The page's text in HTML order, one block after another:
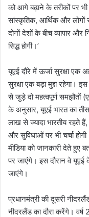
को आगे बढ़ाने के तरीकों पर
सांस्कृतिक, आर्थिक और लोगों
दोनों देशों के बीच व्यापार और
सिद्ध होगी।’
यूएई दौरे में ऊर्जा सुरक्षा एक
सुरक्षा एक बड़ा मुद्दा रहेगा।
से जुड़े दो महत्वपूर्ण समझौतों
के अनुसार, यूएई भारत का
लाख से ज्यादा भारतीय रहते
और सुविधाओं पर भी चर्चा
मीडिया को जानकारी देते हुए
पर जाएंगे। इस दौरान वे यूएई
जाएंगे।
प्रधानमंत्री की दूसरी
नीदरलैंड का दौरा करेंगे।